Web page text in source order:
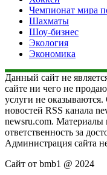
Чемпионат мира
Шахматы
Шоу-бизнес
Экология
Экономика
Данный сайт не
сайте ни чего не
услуги не оказываются.
новостей RSS канала
newsru.com. Материалы
ответственность за
Администрация сайта
Сайт от bmb1 @ 2024